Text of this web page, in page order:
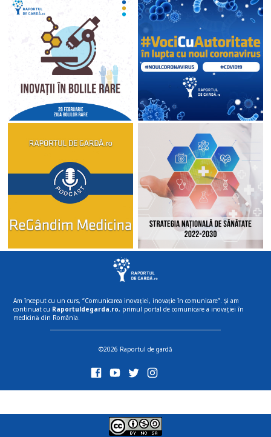
Am început cu un curs, “Comunicarea inovației, inovație în comunicare”. Și am
continuat cu Raportuldegarda.ro, primul portal de comunicare a inovației în
medicină din România.
©2026 Raportul de gardă